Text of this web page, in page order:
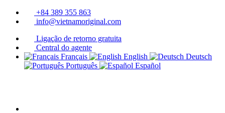
+84 389 355 863
info@vietnamoriginal.com
Ligação de retorno gratuita
Central do agente
Français
English
Deutsch
Português
Español